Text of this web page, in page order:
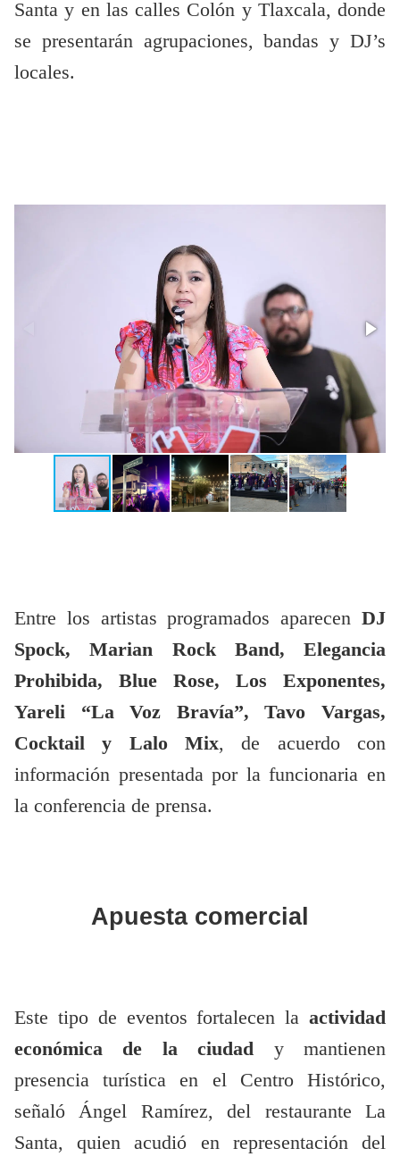
Santa y en las calles Colón y Tlaxcala, donde
se presentarán agrupaciones, bandas y DJ’s
locales.
Entre los artistas programados aparecen DJ
Spock, Marian Rock Band, Elegancia
Prohibida, Blue Rose, Los Exponentes,
Yareli “La Voz Bravía”, Tavo Vargas,
Cocktail y Lalo Mix, de acuerdo con
información presentada por la funcionaria en
la conferencia de prensa.
Apuesta comercial
Este tipo de eventos fortalecen la actividad
económica de la ciudad y mantienen
presencia turística en el Centro Histórico,
señaló Ángel Ramírez, del restaurante La
Santa, quien acudió en representación del